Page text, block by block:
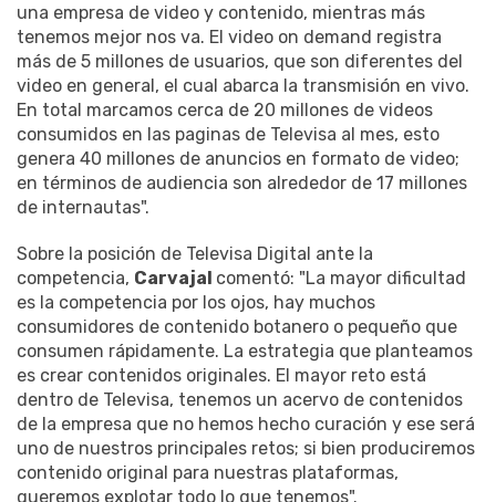
una empresa de video y contenido, mientras más
tenemos mejor nos va. El video on demand registra
más de 5 millones de usuarios, que son diferentes del
video en general, el cual abarca la transmisión en vivo.
En total marcamos cerca de 20 millones de videos
consumidos en las paginas de Televisa al mes, esto
genera 40 millones de anuncios en formato de video;
en términos de audiencia son alrededor de 17 millones
de internautas".
Sobre la posición de Televisa Digital ante la
competencia, Carvajal comentó: "La mayor dificultad
es la competencia por los ojos, hay muchos
consumidores de contenido botanero o pequeño que
consumen rápidamente. La estrategia que planteamos
es crear contenidos originales. El mayor reto está
dentro de Televisa, tenemos un acervo de contenidos
de la empresa que no hemos hecho curación y ese será
uno de nuestros principales retos; si bien produciremos
contenido original para nuestras plataformas,
queremos explotar todo lo que tenemos".